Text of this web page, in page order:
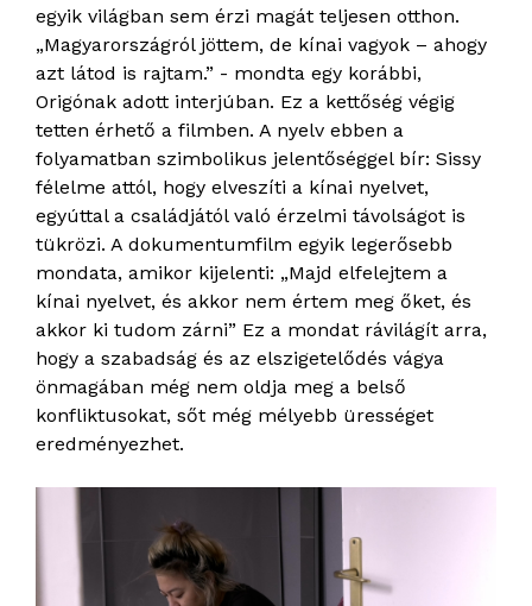
egyik világban sem érzi magát teljesen otthon.
„Magyarországról jöttem, de kínai vagyok – ahogy
azt látod is rajtam.” - mondta egy korábbi,
Origónak adott interjúban. Ez a kettőség végig
tetten érhető a filmben. A nyelv ebben a
folyamatban szimbolikus jelentőséggel bír: Sissy
félelme attól, hogy elveszíti a kínai nyelvet,
egyúttal a családjától való érzelmi távolságot is
tükrözi. A dokumentumfilm egyik legerősebb
mondata, amikor kijelenti: „Majd elfelejtem a
kínai nyelvet, és akkor nem értem meg őket, és
akkor ki tudom zárni” Ez a mondat rávilágít arra,
hogy a szabadság és az elszigetelődés vágya
önmagában még nem oldja meg a belső
konfliktusokat, sőt még mélyebb ürességet
eredményezhet.